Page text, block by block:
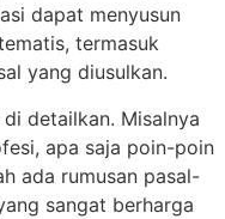
dapat menyusun
termasuk
yang diusulkan.
detailkan. Misalnya
apa saja poin-poin
ada rumusan pasal-
sangat berharga